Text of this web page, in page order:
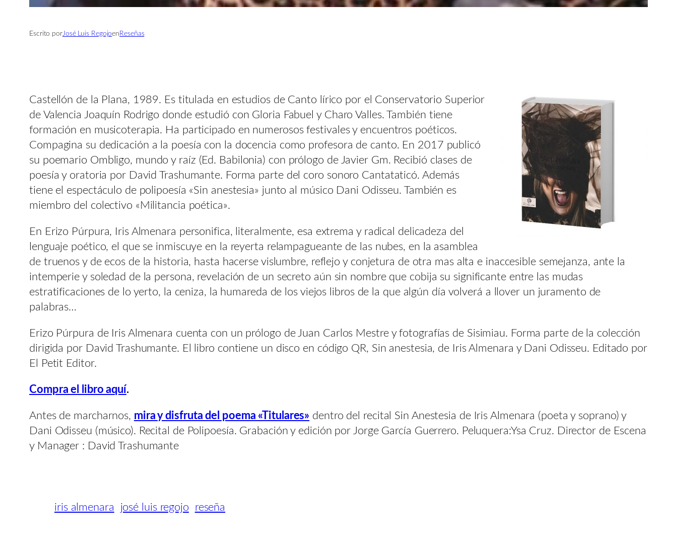
Escrito porJosé Luis Regojoen Reseñas
Castellón de la Plana, 1989. Es titulada en estudios de Canto lírico por el Conservatorio Superior
de Valencia Joaquín Rodrigo donde estudió con Gloria Fabuel y Charo Valles. También tiene
formación en musicoterapia. Ha participado en numerosos festivales y encuentros poéticos.
Compagina su dedicación a la poesía con la docencia como profesora de canto. En 2017 publicó
su poemario Ombligo, mundo y raíz (Ed. Babilonia) con prólogo de Javier Gm. Recibió clases de
poesía y oratoria por David Trashumante. Forma parte del coro sonoro Cantataticó. Además
tiene el espectáculo de polipoesía «Sin anestesia» junto al músico Dani Odisseu. También es
miembro del colectivo «Militancia poética».
En Erizo Púrpura, Iris Almenara personifica, literalmente, esa extrema y radical delicadeza del
lenguaje poético, el que se inmiscuye en la reyerta relampagueante de las nubes, en la asamblea
de truenos y de ecos de la historia, hasta hacerse vislumbre, reflejo y conjetura de otra mas alta e inaccesible semejanza, ante la
intemperie y soledad de la persona, revelación de un secreto aún sin nombre que cobija su significante entre las mudas
estratificaciones de lo yerto, la ceniza, la humareda de los viejos libros de la que algún día volverá a llover un juramento de
palabras…
Erizo Púrpura de Iris Almenara cuenta con un prólogo de Juan Carlos Mestre y fotografías de Sisimiau. Forma parte de la colección
dirigida por David Trashumante. El libro contiene un disco en código QR, Sin anestesia, de Iris Almenara y Dani Odisseu. Editado por
El Petit Editor.
Compra el libro aquí.
Antes de marcharnos, mira y disfruta del poema «Titulares» dentro del recital Sin Anestesia de Iris Almenara (poeta y soprano) y
Dani Odisseu (músico). Recital de Polipoesía. Grabación y edición por Jorge García Guerrero. Peluquera:Ysa Cruz. Director de Escena
y Manager : David Trashumante
iris almenara josé luis regojo reseña